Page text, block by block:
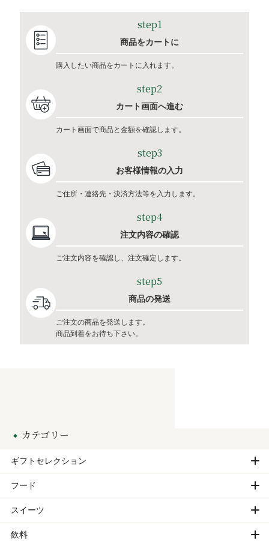
step1
商品をカートに
購入したい商品をカートに入れます。
step2
カート画面へ進む
カート画面で商品と金額を確認します。
step3
お客様情報の入力
ご住所・連絡先・決済方法等を入力します。
step4
注文内容の確認
ご注文内容を確認し、注文確定します。
step5
商品の発送
ご注文の商品を発送します。
商品到着をお待ち下さい。
カテゴリー
ギフトセレクション
フード
スイーツ
飲料